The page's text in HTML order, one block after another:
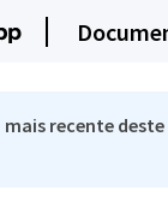
mais recente